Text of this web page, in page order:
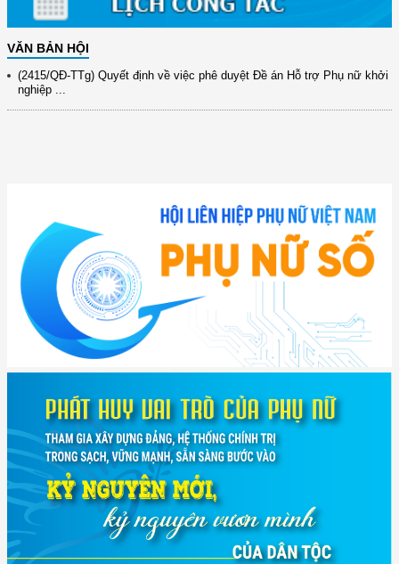
VĂN BẢN HỘI
(891/KH-ĐCT) Kế hoạch thực hiện Nghị quyết số 72-NQ/TW ngày
nghiệp ...